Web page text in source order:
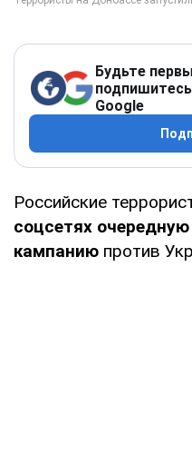
Будьте
Google
Российские
соцсетях
кампанию против